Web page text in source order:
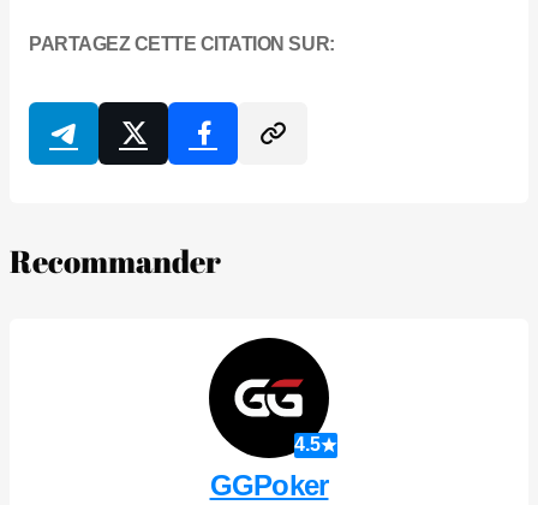
PARTAGEZ CETTE CITATION SUR:
Recommander
4.5
GGPoker